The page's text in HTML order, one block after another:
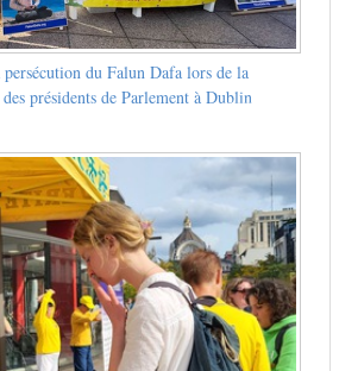
du Falun Dafa lors de la
présidents de Parlement à Dublin